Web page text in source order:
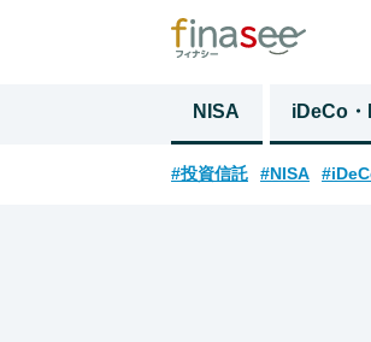
NISA iDeCo・
#投資信託 #NISA